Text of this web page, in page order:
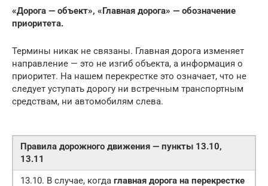
«Дорога — объект», «Главная дорога» — обозначение
приоритета.
Термины никак не связаны. Главная дорога изменяет
направление — это не изгиб объекта, а информация о
приоритет. На нашем перекрестке это означает, что не
следует уступать дорогу ни встречным транспортным
средствам, ни автомобилям слева.
Правила дорожного движения — пункты 13.10,
13.11
13.10. В случае, когда главная дорога на перекрестке